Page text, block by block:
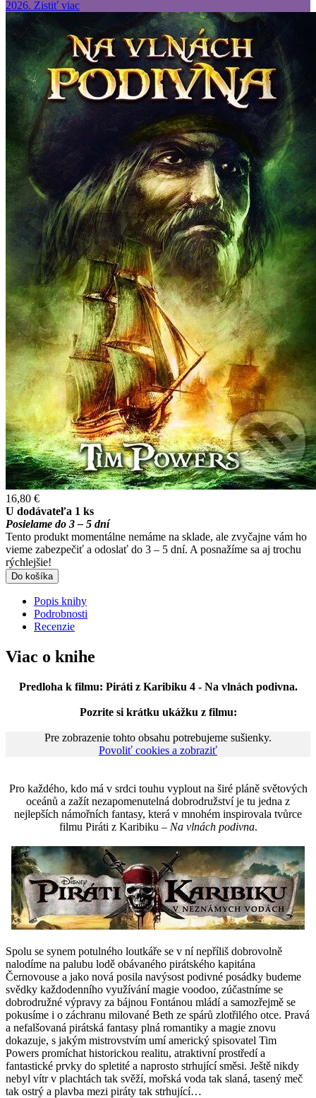
16,80 €
U dodávateľa 1 ks
Posielame do 3 – 5 dní
Tento produkt momentálne nemáme na sklade, ale zvyčajne vám ho
vieme zabezpečiť a odoslať do 3 – 5 dní. A posnažíme sa aj trochu
rýchlejšie!
Do košíka
Popis knihy
Podrobnosti
Recenzie
Viac o knihe
Predloha k filmu: Piráti z Karibiku 4 - Na vlnách podivna.
Pozrite si krátku ukážku z filmu:
Pre zobrazenie tohto obsahu potrebujeme sušienky.
Povoliť cookies a zobraziť
Pro každého, kdo má v srdci touhu vyplout na širé pláně světových
oceánů a zažít nezapomenutelná dobrodružství je tu jedna z
nejlepších námořních fantasy, která v mnohém inspirovala tvůrce
filmu Piráti z Karibiku – Na vlnách podivna.
Spolu se synem potulného loutkáře se v ní nepříliš dobrovolně
nalodíme na palubu lodě obávaného pirátského kapitána
Černovouse a jako nová posila navýsost podivné posádky budeme
svědky každodenního využívání magie voodoo, zúčastníme se
dobrodružné výpravy za bájnou Fontánou mládí a samozřejmě se
pokusíme i o záchranu milované Beth ze spárů zlotřilého otce. Pravá
a nefalšovaná pirátská fantasy plná romantiky a magie znovu
dokazuje, s jakým mistrovstvím umí americký spisovatel Tim
Powers promíchat historickou realitu, atraktivní prostředí a
fantastické prvky do spletité a naprosto strhující směsi. Ještě nikdy
nebyl vítr v plachtách tak svěží, mořská voda tak slaná, tasený meč
tak ostrý a plavba mezi piráty tak strhující…